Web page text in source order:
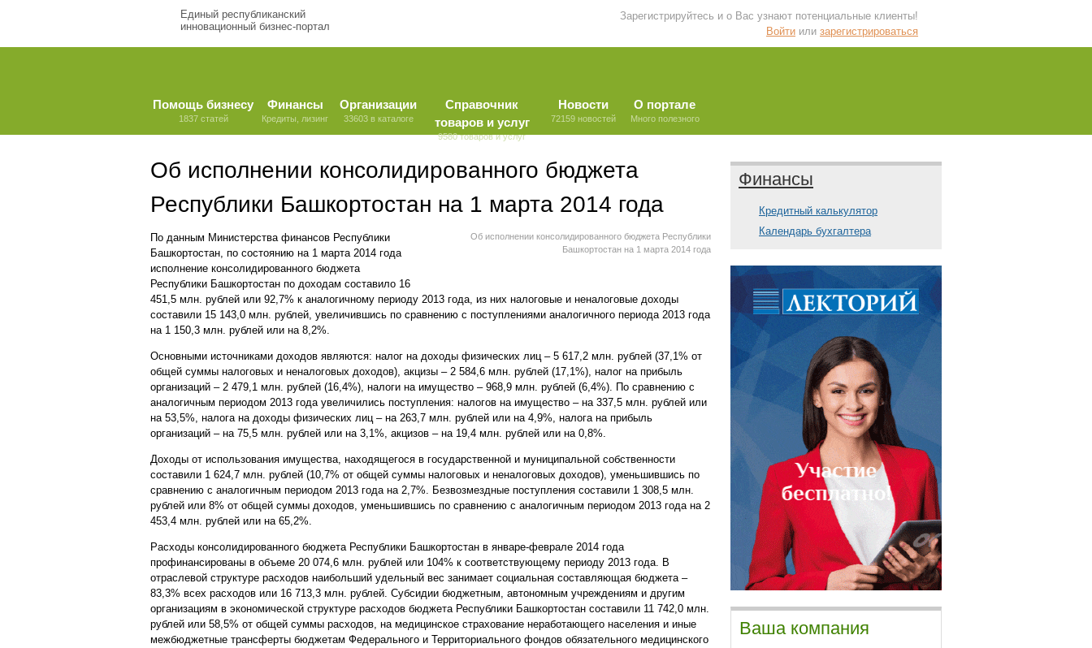
Единый республиканский
инновационный бизнес-портал
Зарегистрируйтесь и о Вас узнают потенциальные клиенты!
Войти или зарегистрироваться
Помощь бизнесу
1837 статей
Финансы
Кредиты, лизинг
Организации
33603 в каталоге
Справочник
товаров и услуг
9580 товаров и услуг
Новости
72159 новостей
О портале
Много полезного
Об исполнении консолидированного бюджета
Республики Башкортостан на 1 марта 2014 года
Об исполнении консолидированного бюджета Республики
Башкортостан на 1 марта 2014 года
По данным Министерства финансов Республики
Башкортостан, по состоянию на 1 марта 2014 года
исполнение консолидированного бюджета
Республики Башкортостан по доходам составило 16
451,5 млн. рублей или 92,7% к аналогичному периоду 2013 года, из них налоговые и неналоговые доходы
составили 15 143,0 млн. рублей, увеличившись по сравнению с поступлениями аналогичного периода 2013 года
на 1 150,3 млн. рублей или на 8,2%.
Основными источниками доходов являются: налог на доходы физических лиц – 5 617,2 млн. рублей (37,1% от
общей суммы налоговых и неналоговых доходов), акцизы – 2 584,6 млн. рублей (17,1%), налог на прибыль
организаций – 2 479,1 млн. рублей (16,4%), налоги на имущество – 968,9 млн. рублей (6,4%). По сравнению с
аналогичным периодом 2013 года увеличились поступления: налогов на имущество – на 337,5 млн. рублей или
на 53,5%, налога на доходы физических лиц – на 263,7 млн. рублей или на 4,9%, налога на прибыль
организаций – на 75,5 млн. рублей или на 3,1%, акцизов – на 19,4 млн. рублей или на 0,8%.
Доходы от использования имущества, находящегося в государственной и муниципальной собственности
составили 1 624,7 млн. рублей (10,7% от общей суммы налоговых и неналоговых доходов), уменьшившись по
сравнению с аналогичным периодом 2013 года на 2,7%. Безвозмездные поступления составили 1 308,5 млн.
рублей или 8% от общей суммы доходов, уменьшившись по сравнению с аналогичным периодом 2013 года на 2
453,4 млн. рублей или на 65,2%.
Расходы консолидированного бюджета Республики Башкортостан в январе-феврале 2014 года
профинансированы в объеме 20 074,6 млн. рублей или 104% к соответствующему периоду 2013 года. В
отраслевой структуре расходов наибольший удельный вес занимает социальная составляющая бюджета –
83,3% всех расходов или 16 713,3 млн. рублей. Субсидии бюджетным, автономным учреждениям и другим
организациям в экономической структуре расходов бюджета Республики Башкортостан составили 11 742,0 млн.
рублей или 58,5% от общей суммы расходов, на медицинское страхование неработающего населения и иные
межбюджетные трансферты бюджетам Федерального и Территориального фондов обязательного медицинского
Финансы
Кредитный калькулятор
Календарь бухгалтера
Ваша компания